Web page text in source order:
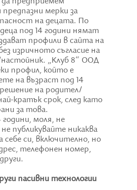
мерки за
на децата. По
под 14 години нямат
профили в сайта на
изричното съгласие на
„Клуб 8“ ООД
профил, който е
на възраст под 14
на родител/
кратък срок, след като
за това.
моля, не
публикувайте никаква
себе си, включително, но
телефонен номер,
пасивни технологии